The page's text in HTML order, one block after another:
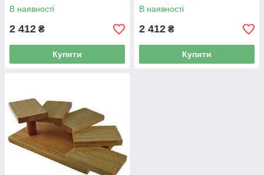
В наявності
2 412 ₴
Купити
В наявності
2 412 ₴
Купити